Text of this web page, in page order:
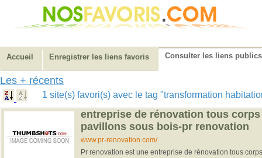
Accueil Enregistrer les liens favoris Consulter les liens publics
Les + récents
1 site(s) favori(s) avec le tag "transformation
entreprise de rénovation tous
pavillons sous bois-pr renovation
www.pr-renovation.com/
Pr renovation est une entreprise de rénovation tous